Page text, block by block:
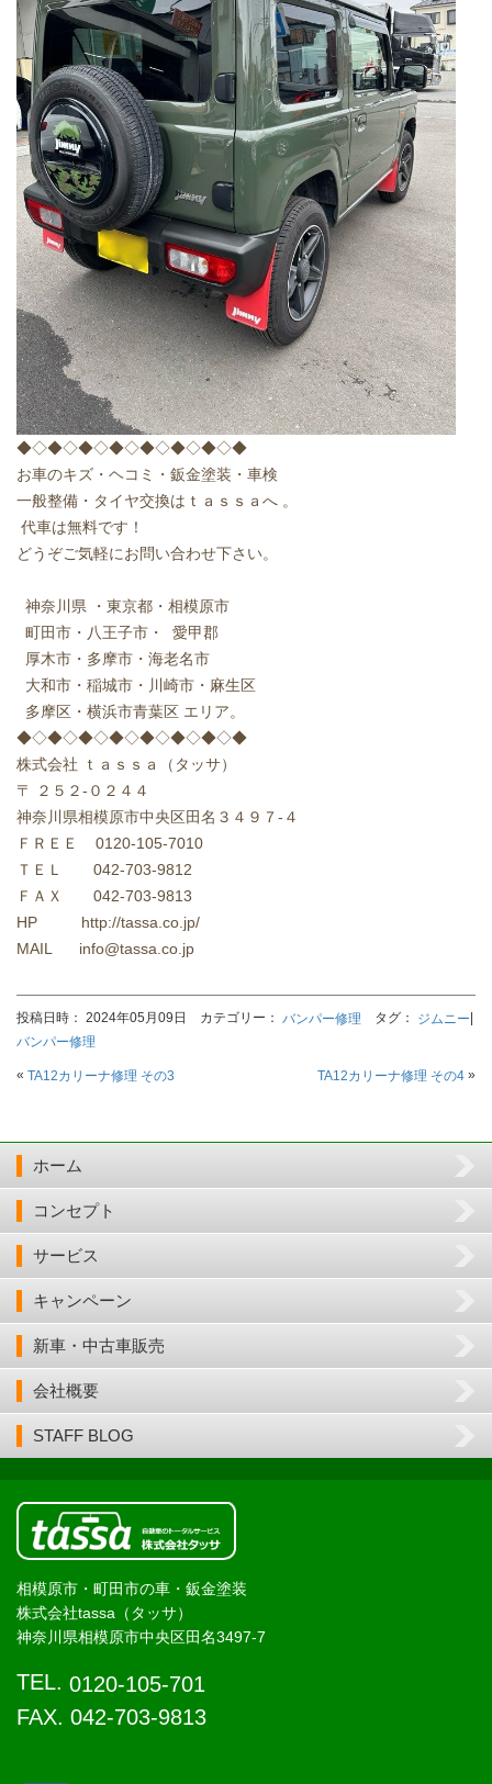
◆◇◆◇◆◇◆◇◆◇◆◇◆◇◆
お車のキズ・ヘコミ・鈑金塗装・車検
一般整備・タイヤ交換はｔａｓｓａへ 。
代車は無料です！
どうぞご気軽にお問い合わせ下さい。
神奈川県 ・東京都・相模原市
町田市・八王子市・ 愛甲郡
厚木市・多摩市・海老名市
大和市・稲城市・川崎市・麻生区
多摩区・横浜市青葉区 エリア。
◆◇◆◇◆◇◆◇◆◇◆◇◆◇◆
株式会社 ｔａｓｓａ（タッサ）
〒 ２５２-０２４４
神奈川県相模原市中央区田名３４９７-４
ＦＲＥＥ 0120-105-7010
ＴＥＬ 042-703-9812
ＦＡＸ 042-703-9813
HP http://tassa.co.jp/
MAIL info@tassa.co.jp
投稿日時： 2024年05月09日 カテゴリー： バンパー修理 タグ： ジムニー
バンパー修理
« TA12カリーナ修理 その3 TA12カリーナ修理 その4 »
ホーム
コンセプト
サービス
キャンペーン
新車・中古車販売
会社概要
STAFF BLOG
相模原市・町田市の車・鈑金塗装
株式会社tassa（タッサ）
神奈川県相模原市中央区田名3497-7
TEL. 0120-105-701
FAX. 042-703-9813